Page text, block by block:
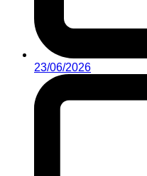
23/06/2026